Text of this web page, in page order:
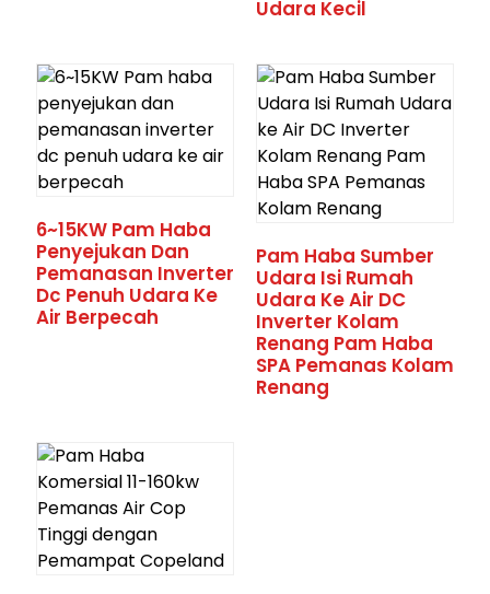
Udara Kecil
6~15KW Pam Haba
Penyejukan Dan
Pemanasan Inverter
Dc Penuh Udara Ke
Air Berpecah
Pam Haba Sumber
Udara Isi Rumah
Udara Ke Air DC
Inverter Kolam
Renang Pam Haba
SPA Pemanas Kolam
Renang